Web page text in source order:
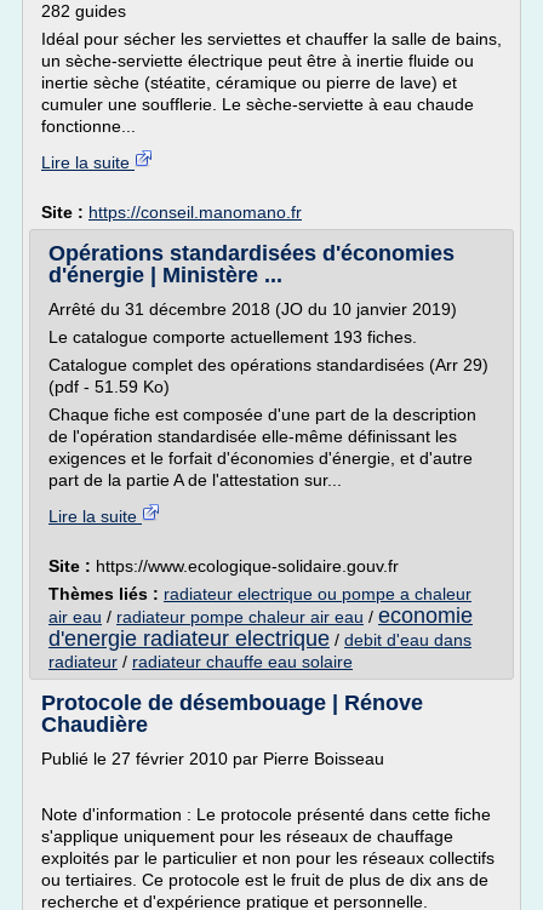
282 guides
Idéal pour sécher les serviettes et chauffer la salle de bains,
un sèche-serviette électrique peut être à inertie fluide ou
inertie sèche (stéatite, céramique ou pierre de lave) et
cumuler une soufflerie. Le sèche-serviette à eau chaude
fonctionne...
Lire la suite
Site : https://conseil.manomano.fr
Opérations standardisées d'économies
d'énergie | Ministère ...
Arrêté du 31 décembre 2018 (JO du 10 janvier 2019)
Le catalogue comporte actuellement 193 fiches.
Catalogue complet des opérations standardisées (Arr 29)
(pdf - 51.59 Ko)
Chaque fiche est composée d'une part de la description
de l'opération standardisée elle-même définissant les
exigences et le forfait d'économies d'énergie, et d'autre
part de la partie A de l'attestation sur...
Lire la suite
Site : https://www.ecologique-solidaire.gouv.fr
Thèmes liés : radiateur electrique ou pompe a chaleur
air eau / radiateur pompe chaleur air eau / economie
d'energie radiateur electrique / debit d'eau dans
radiateur / radiateur chauffe eau solaire
Protocole de désembouage | Rénove
Chaudière
Publié le 27 février 2010 par Pierre Boisseau
Note d'information : Le protocole présenté dans cette fiche
s'applique uniquement pour les réseaux de chauffage
exploités par le particulier et non pour les réseaux collectifs
ou tertiaires. Ce protocole est le fruit de plus de dix ans de
recherche et d'expérience pratique et personnelle.